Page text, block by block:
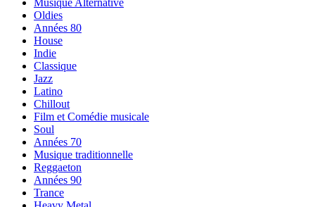
Musique Alternative
Oldies
Années 80
House
Indie
Classique
Jazz
Latino
Chillout
Film et Comédie musicale
Soul
Années 70
Musique traditionnelle
Reggaeton
Années 90
Trance